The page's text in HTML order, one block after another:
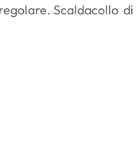
Scaldacollo